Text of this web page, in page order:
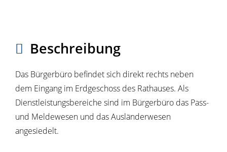
Beschreibung
Das Bürgerbüro befindet sich direkt rechts neben
dem Eingang im Erdgeschoss des Rathauses. Als
Dienstleistungsbereiche sind im Bürgerbüro das Pass-
und Meldewesen und das Ausländerwesen
angesiedelt.